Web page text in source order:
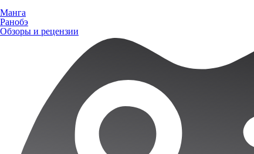
Манга
Ранобэ
Обзоры и рецензии